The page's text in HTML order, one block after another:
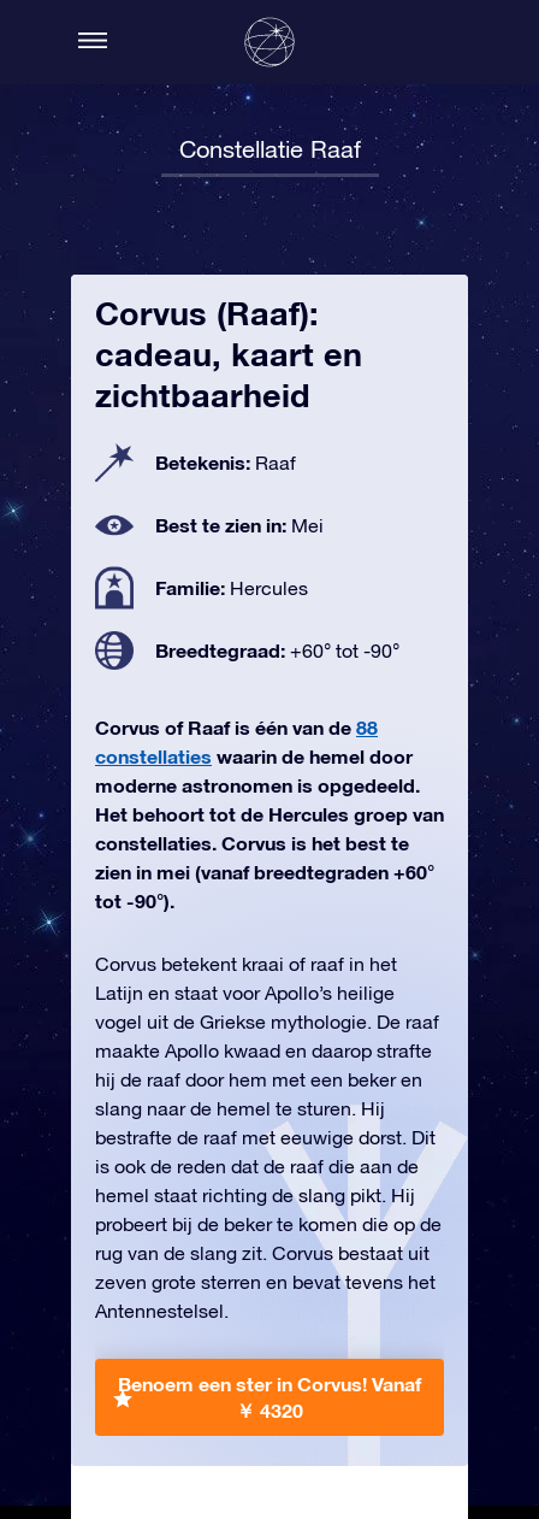
Constellatie Raaf
Corvus (Raaf):
cadeau, kaart en
zichtbaarheid
Betekenis: Raaf
Best te zien in: Mei
Familie: Hercules
Breedtegraad: +60° tot -90°
Corvus of Raaf is één van de 88
constellaties waarin de hemel door
moderne astronomen is opgedeeld.
Het behoort tot de Hercules groep van
constellaties. Corvus is het best te
zien in mei (vanaf breedtegraden +60°
tot -90°).
Corvus betekent kraai of raaf in het
Latijn en staat voor Apollo’s heilige
vogel uit de Griekse mythologie. De raaf
maakte Apollo kwaad en daarop strafte
hij de raaf door hem met een beker en
slang naar de hemel te sturen. Hij
bestrafte de raaf met eeuwige dorst. Dit
is ook de reden dat de raaf die aan de
hemel staat richting de slang pikt. Hij
probeert bij de beker te komen die op de
rug van de slang zit. Corvus bestaat uit
zeven grote sterren en bevat tevens het
Antennestelsel.
Benoem een ster in Corvus! Vanaf
￥ 4320